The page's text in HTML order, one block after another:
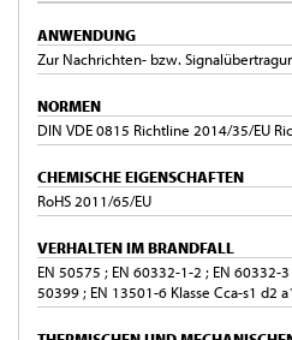
ANWENDUNG
Zur Nachrichten- bzw.
NORMEN
DIN VDE 0815 Richtline 2014/35/EU
CHEMISCHE EIGENSCHAFTEN
RoHS 2011/65/EU
VERHALTEN IM BRANDFALL
EN 50575 ; EN 60332-1-2 ; EN 60332-
50399 ; EN 13501-6 Klasse Cca-s1 d2